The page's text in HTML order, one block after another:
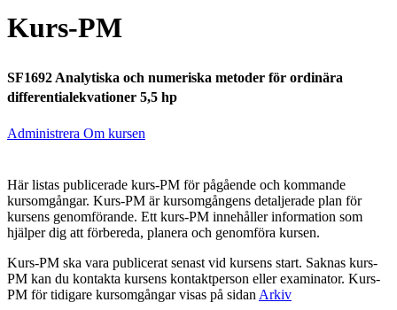
Kurs-PM
SF1692 Analytiska och numeriska metoder för ordinära
differentialekvationer 5,5 hp
Administrera Om kursen
Här listas publicerade kurs-PM för pågående och kommande
kursomgångar. Kurs-PM är kursomgångens detaljerade plan för
kursens genomförande. Ett kurs-PM innehåller information som
hjälper dig att förbereda, planera och genomföra kursen.
Kurs-PM ska vara publicerat senast vid kursens start. Saknas kurs-
PM kan du kontakta kursens kontaktperson eller examinator. Kurs-
PM för tidigare kursomgångar visas på sidan Arkiv